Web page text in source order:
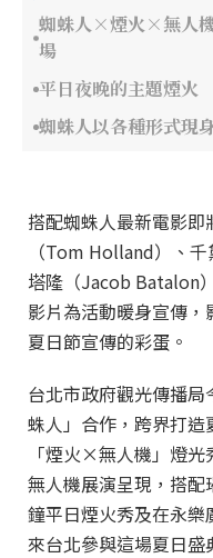
蜘蛛人×煙火×無人
場
平日夜晚的主題煙
蜘蛛人以各種形式現
搭配蜘蛛人最新電影
（Tom Holland）、
塔隆（Jacob Batalon
影片為活動暖身宣傳
夏日節宣傳的彩蛋。
台北市政府觀光傳播
蛛人」合作，跨界打
「煙火×無人機」燈
無人機展演呈現，搭
鐘平日煙火秀及在永
來台北參與這場夏日盛